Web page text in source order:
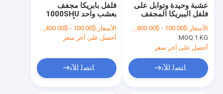
فلفل بابريكا مجفف
بعشب واحد 1000SHU
مجفف
الأسعار:$100.00 - $1,400.00/Metric Tons
أحصل على آخر سعر
ﺎﺘﺼﻟ ﺍﻶﻧ
عشبة وحيدة وتوابل على
فلفل الببريكا المجفف
لاحتياجات عملك
الأسعار:$100.00 - $2,800.00/Metric Tons
MOQ:1 KG
أحصل على آخر سعر
ﺎﺘﺼﻟ ﺍﻶﻧ